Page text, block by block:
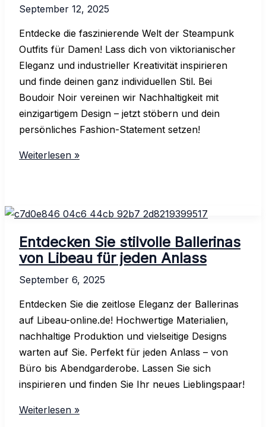
September 12, 2025
Entdecke die faszinierende Welt der Steampunk
Outfits für Damen! Lass dich von viktorianischer
Eleganz und industrieller Kreativität inspirieren
und finde deinen ganz individuellen Stil. Bei
Boudoir Noir vereinen wir Nachhaltigkeit mit
einzigartigem Design – jetzt stöbern und dein
persönliches Fashion-Statement setzen!
Entdecken
Outfits
für
Damen
bei
Boudoir
Noir
Weiterlesen »
Entdecken Sie stilvolle Ballerinas
von Libeau für jeden Anlass
September 6, 2025
Entdecken Sie die zeitlose Eleganz der Ballerinas
auf Libeau-online.de! Hochwertige Materialien,
nachhaltige Produktion und vielseitige Designs
warten auf Sie. Perfekt für jeden Anlass – von
Büro bis Abendgarderobe. Lassen Sie sich
inspirieren und finden Sie Ihr neues Lieblingspaar!
Entdecken
Weiterlesen »